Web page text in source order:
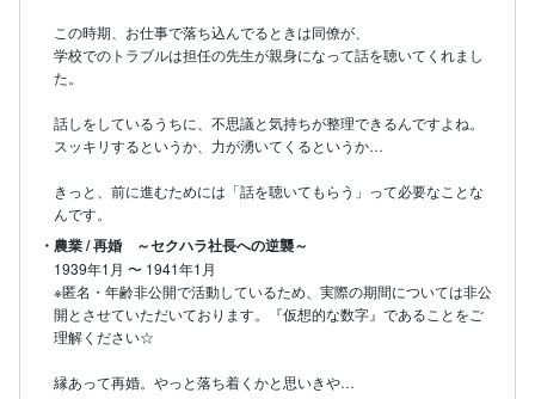
この時期、お仕事で落ち込んでるときは同僚が、
学校でのトラブルは担任の先生が親身になって話を聴いてくれまし
た。
話しをしているうちに、不思議と気持ちが整理できるんですよね。
スッキリするというか、力が湧いてくるというか…
きっと、前に進むためには「話を聴いてもらう」って必要なことな
んです。
・農業 / 再婚 ～セクハラ社長への逆襲～
1939年1月 〜 1941年1月
※匿名・年齢非公開で活動しているため、実際の期間については非公
開とさせていただいております。『仮想的な数字』であることをご
理解ください☆
縁あって再婚。やっと落ち着くかと思いきや…